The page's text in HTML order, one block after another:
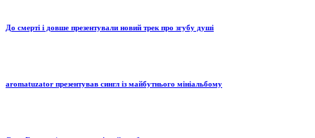
До смерті і довше презентували новий трек про згубу душі
aromatuzator презентував сингл із майбутнього мініальбому